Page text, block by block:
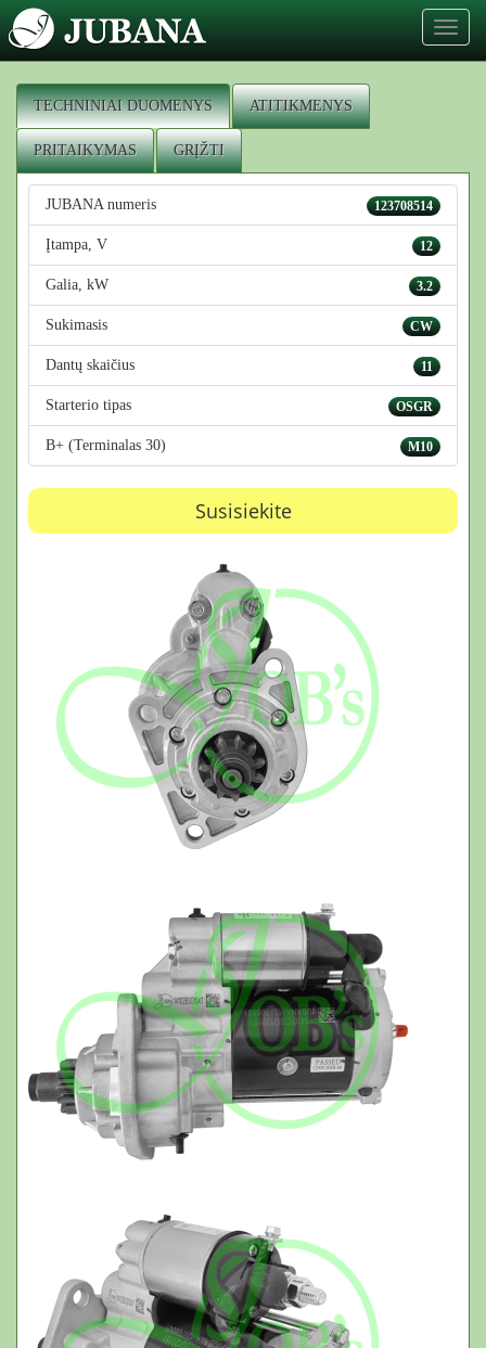
Toggle
TECHNINIAI DUOMENYS ATITIKMENYS
PRITAIKYMAS GRĮŽTI
123708514
JUBANA numeris
12
Įtampa, V
3.2
Galia, kW
CW
Sukimasis
11
Dantų skaičius
OSGR
Starterio tipas
M10
B+ (Terminalas 30)
Susisiekite